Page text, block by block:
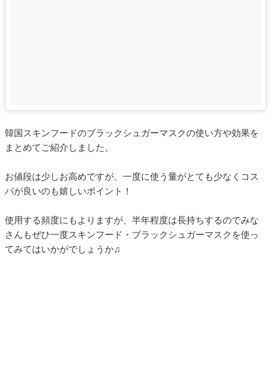
韓国スキンフードのブラックシュガーマスクの使い方や効果を
まとめてご紹介しました。
お値段は少しお高めですが、一度に使う量がとても少なくコス
パが良いのも嬉しいポイント！
使用する頻度にもよりますが、半年程度は長持ちするのでみな
さんもぜひ一度スキンフード・ブラックシュガーマスクを使っ
てみてはいかがでしょうか♫